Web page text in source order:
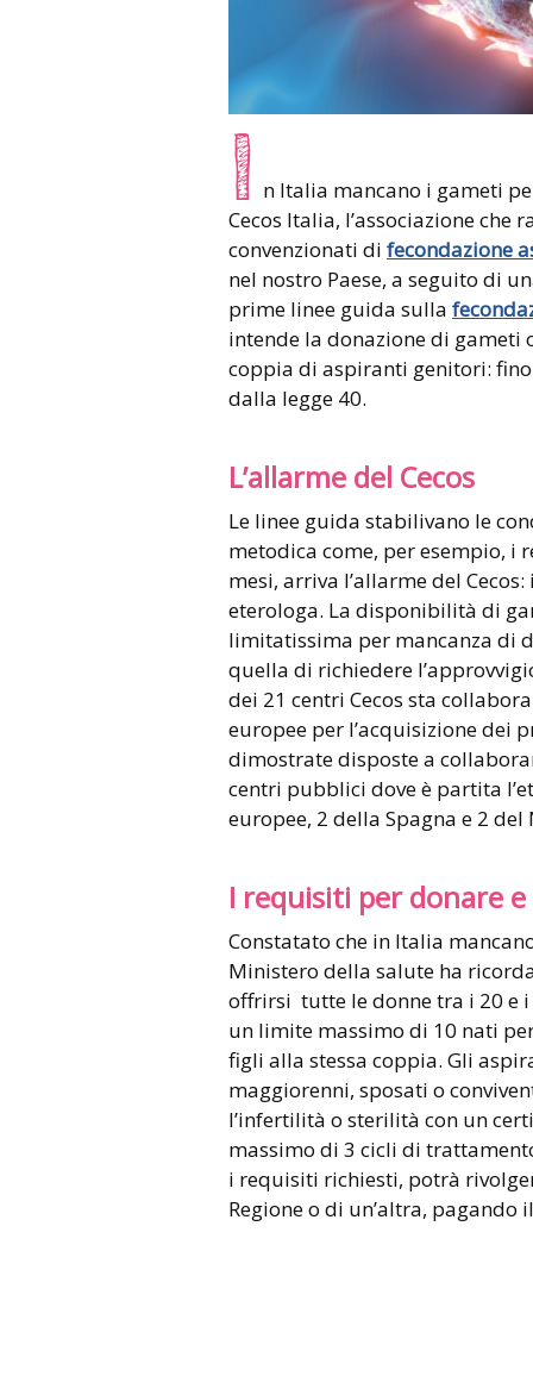
I n Italia mancano i gameti
Cecos Italia, l’associazione
convenzionati di fecondazione
nel nostro Paese, a seguito di
prime linee guida sulla
intende la donazione di gameti
coppia di aspiranti genitori:
dalla legge 40.
L’allarme del Cecos
Le linee guida stabilivano le
metodica come, per esempio, i
mesi, arriva l’allarme del
eterologa. La disponibilità di
limitatissima per mancanza di
quella di richiedere
dei 21 centri Cecos sta
europee per l’acquisizione dei
dimostrate disposte a
centri pubblici dove è partita
europee, 2 della Spagna e 2
I requisiti per donare
Constatato che in Italia
Ministero della salute ha
offrirsi tutte le donne tra i 20 e
un limite massimo di 10 nati
figli alla stessa coppia. Gli
maggiorenni, sposati o
l’infertilità o sterilità con un
massimo di 3 cicli di
i requisiti richiesti, potrà
Regione o di un’altra, pagando